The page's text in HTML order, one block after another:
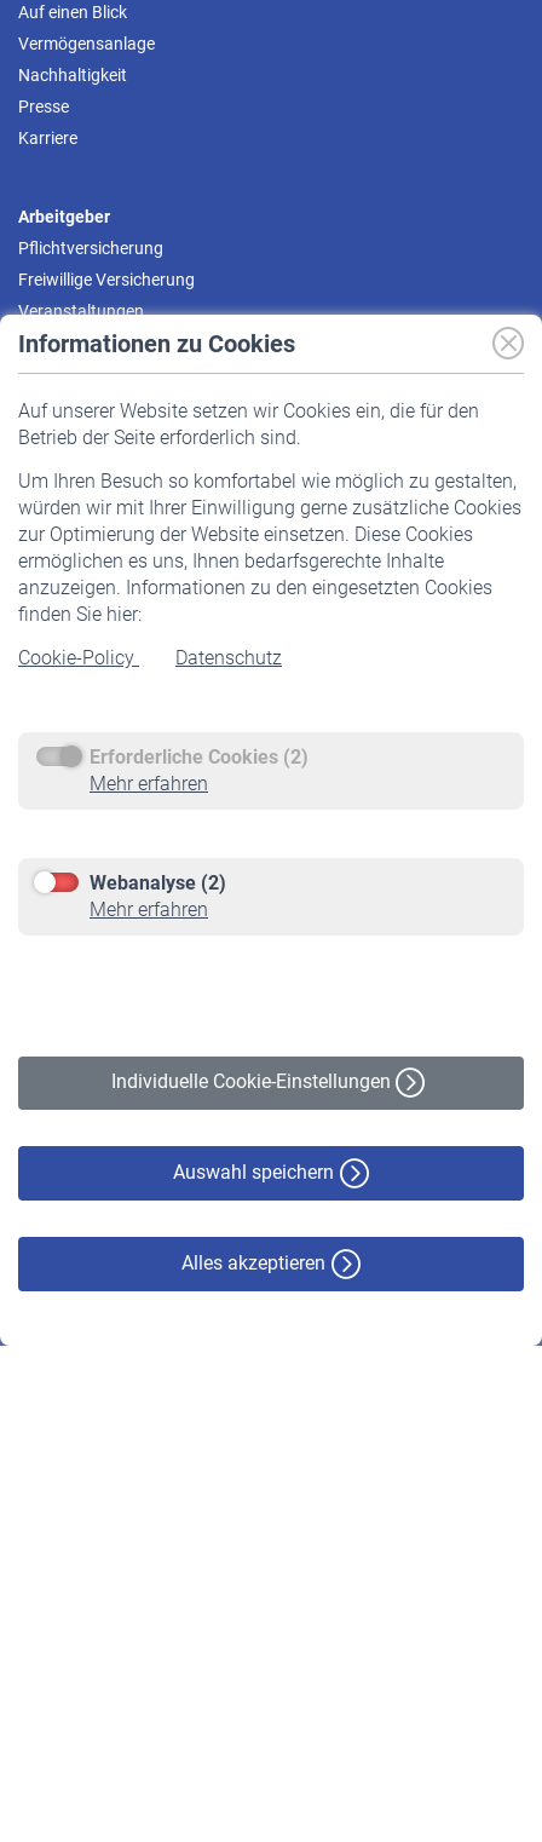
Informationen zu Cookies
Auf unserer Website setzen wir Cookies ein, die für den
Betrieb der Seite erforderlich sind.
Um Ihren Besuch so komfortabel wie möglich zu gestalten,
würden wir mit Ihrer Einwilligung gerne zusätzliche Cookies
zur Optimierung der Website einsetzen. Diese Cookies
ermöglichen es uns, Ihnen bedarfsgerechte Inhalte
anzuzeigen. Informationen zu den eingesetzten Cookies
finden Sie hier:
Cookie-Policy
Datenschutz
Erforderliche Cookies (2)
Mehr erfahren
Webanalyse (2)
Mehr erfahren
Individuelle Cookie-Einstellungen
Auswahl speichern
Alles akzeptieren
Auf einen Blick
Vermögensanlage
Nachhaltigkeit
Presse
Karriere
Arbeitgeber
Pflichtversicherung
Freiwillige Versicherung
Veranstaltungen
Pflichtversicherung
Staatliche Förderung
Veranstaltungen
Rentner
Rentenbeginn
Rente beantragen
Service
Informationen
Online-Rechner
VBLnewsletter
Erklärung zur Barrierefreiheit
© VBL 2026